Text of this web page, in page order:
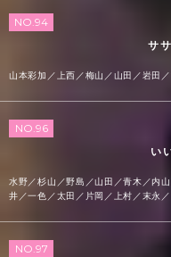
NO.94
サ
山本彩加／上西／梅山／山田／岩田／
NO.96
い
水野／杉山／野島／山田／青木／内
井／一色／太田／片岡／上村／末永
NO.97